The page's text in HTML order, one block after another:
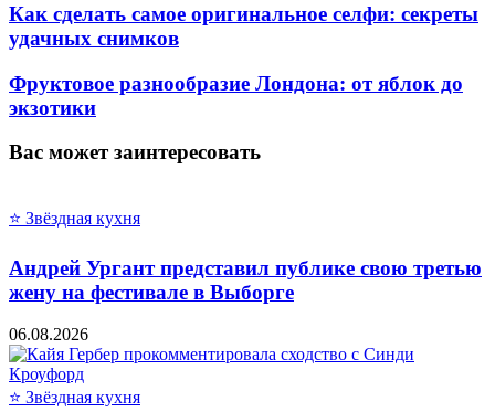
Как сделать самое оригинальное селфи: секреты
удачных снимков
Фруктовое разнообразие Лондона: от яблок до
экзотики
Вас может заинтересовать
⭐ Звёздная кухня
Андрей Ургант представил публике свою третью
жену на фестивале в Выборге
06.08.2026
⭐ Звёздная кухня